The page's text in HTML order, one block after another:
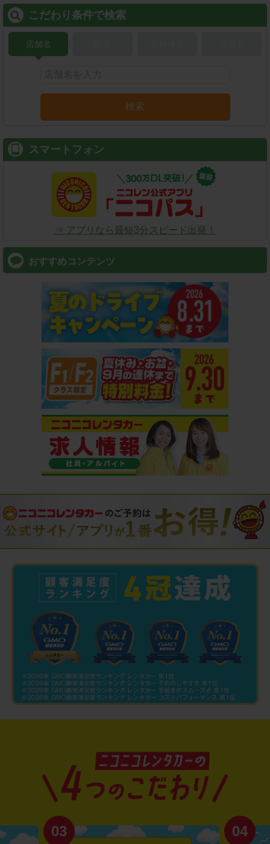
こだわり条件で検索
店舗名
検索
スマートフォン
⇒ アプリなら最短3分スピード出発！
おすすめコンテンツ
03 04